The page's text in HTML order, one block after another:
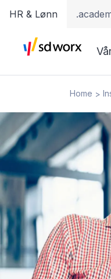
HR & Lønn
Home >